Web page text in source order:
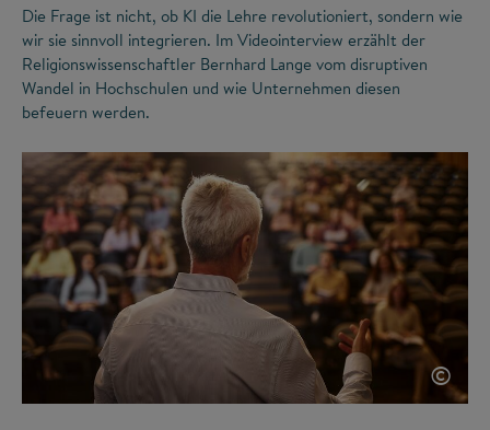
Die Frage ist nicht, ob KI die Lehre revolutioniert, sondern wie
wir sie sinnvoll integrieren. Im Videointerview erzählt der
Religionswissenschaftler Bernhard Lange vom disruptiven
Wandel in Hochschulen und wie Unternehmen diesen
befeuern werden.
©